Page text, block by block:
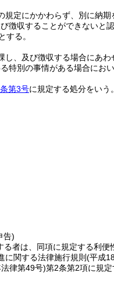
規定にかかわらず、別に納期
徴収することができないと
する。
、及び徴収する場合にあわ
別の事情がある場合にお
第3号に規定する処分をいう
告)
者は、同項に規定する利便
に関する法律施行規則 (平成
律第49号)第2条第2項に規